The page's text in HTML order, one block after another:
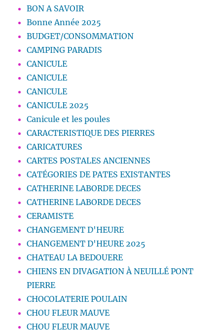
BON A SAVOIR
Bonne Année 2025
BUDGET/CONSOMMATION
CAMPING PARADIS
CANICULE
CANICULE
CANICULE
CANICULE 2025
Canicule et les poules
CARACTERISTIQUE DES PIERRES
CARICATURES
CARTES POSTALES ANCIENNES
CATÉGORIES DE PATES EXISTANTES
CATHERINE LABORDE DECES
CATHERINE LABORDE DECES
CERAMISTE
CHANGEMENT D'HEURE
CHANGEMENT D'HEURE 2025
CHATEAU LA BEDOUERE
CHIENS EN DIVAGATION À NEUILLÉ PONT
PIERRE
CHOCOLATERIE POULAIN
CHOU FLEUR MAUVE
CHOU FLEUR MAUVE